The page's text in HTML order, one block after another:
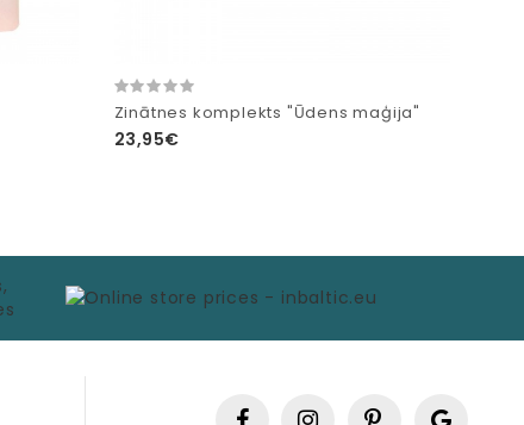
Zinātnes komplekts "Ūdens maģija"
23,95€